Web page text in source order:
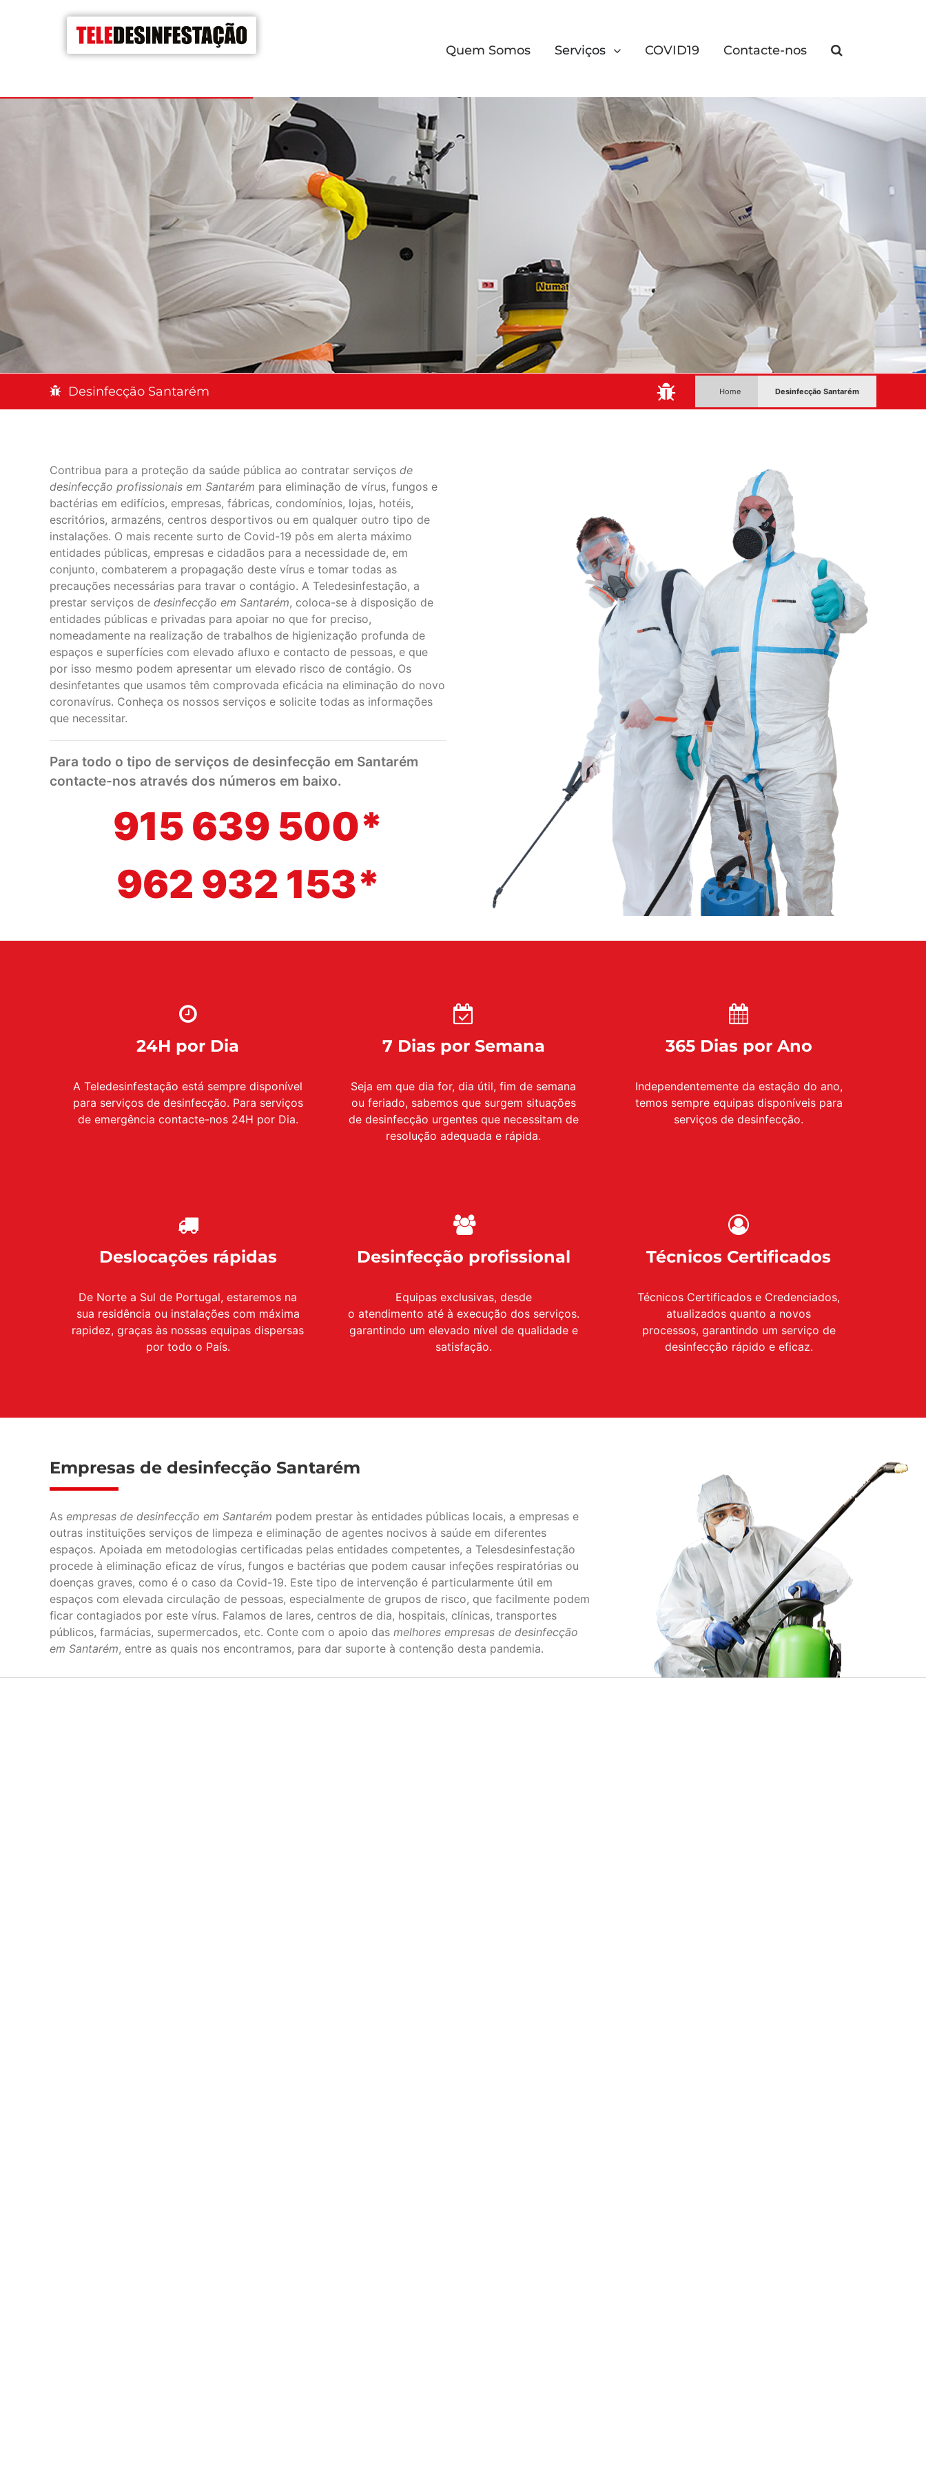
Quem Somos Serviços COVID19 Contacte-nos
Desinfecção Santarém : Home Desinfecção Santarém
Contribua para a proteção da saúde pública ao contratar serviços de
desinfecção profissionais em Santarém para eliminação de vírus, fungos e
bactérias em edifícios, empresas, fábricas, condomínios, lojas, hotéis,
escritórios, armazéns, centros desportivos ou em qualquer outro tipo de
instalações. O mais recente surto de Covid-19 pôs em alerta máximo
entidades públicas, empresas e cidadãos para a necessidade de, em
conjunto, combaterem a propagação deste vírus e tomar todas as
precauções necessárias para travar o contágio. A Teledesinfestação, a
prestar serviços de desinfecção em Santarém, coloca-se à disposição de
entidades públicas e privadas para apoiar no que for preciso,
nomeadamente na realização de trabalhos de higienização profunda de
espaços e superfícies com elevado afluxo e contacto de pessoas, e que
por isso mesmo podem apresentar um elevado risco de contágio. Os
desinfetantes que usamos têm comprovada eficácia na eliminação do novo
coronavírus. Conheça os nossos serviços e solicite todas as informações
que necessitar.
Para todo o tipo de serviços de desinfecção em Santarém
contacte-nos através dos números em baixo.
915 639 500*
962 932 153*
24H por Dia
A Teledesinfestação está sempre disponível
para serviços de desinfecção. Para serviços
de emergência contacte-nos 24H por Dia.
7 Dias por Semana
Seja em que dia for, dia útil, fim de semana
ou feriado, sabemos que surgem situações
de desinfecção urgentes que necessitam de
resolução adequada e rápida.
365 Dias por Ano
Independentemente da estação do ano,
temos sempre equipas disponíveis para
serviços de desinfecção.
Deslocações rápidas
De Norte a Sul de Portugal, estaremos na
sua residência ou instalações com máxima
rapidez, graças às nossas equipas dispersas
por todo o País.
Desinfecção profissional
Equipas exclusivas, desde
o atendimento até à execução dos serviços.
garantindo um elevado nível de qualidade e
satisfação.
Técnicos Certificados
Técnicos Certificados e Credenciados,
atualizados quanto a novos
processos, garantindo um serviço de
desinfecção rápido e eficaz.
Empresas de desinfecção Santarém
As empresas de desinfecção em Santarém podem prestar às entidades públicas locais, a empresas e
outras instituições serviços de limpeza e eliminação de agentes nocivos à saúde em diferentes
espaços. Apoiada em metodologias certificadas pelas entidades competentes, a Telesdesinfestação
procede à eliminação eficaz de vírus, fungos e bactérias que podem causar infeções respiratórias ou
doenças graves, como é o caso da Covid-19. Este tipo de intervenção é particularmente útil em
espaços com elevada circulação de pessoas, especialmente de grupos de risco, que facilmente podem
ficar contagiados por este vírus. Falamos de lares, centros de dia, hospitais, clínicas, transportes
públicos, farmácias, supermercados, etc. Conte com o apoio das melhores empresas de desinfecção
em Santarém, entre as quais nos encontramos, para dar suporte à contenção desta pandemia.